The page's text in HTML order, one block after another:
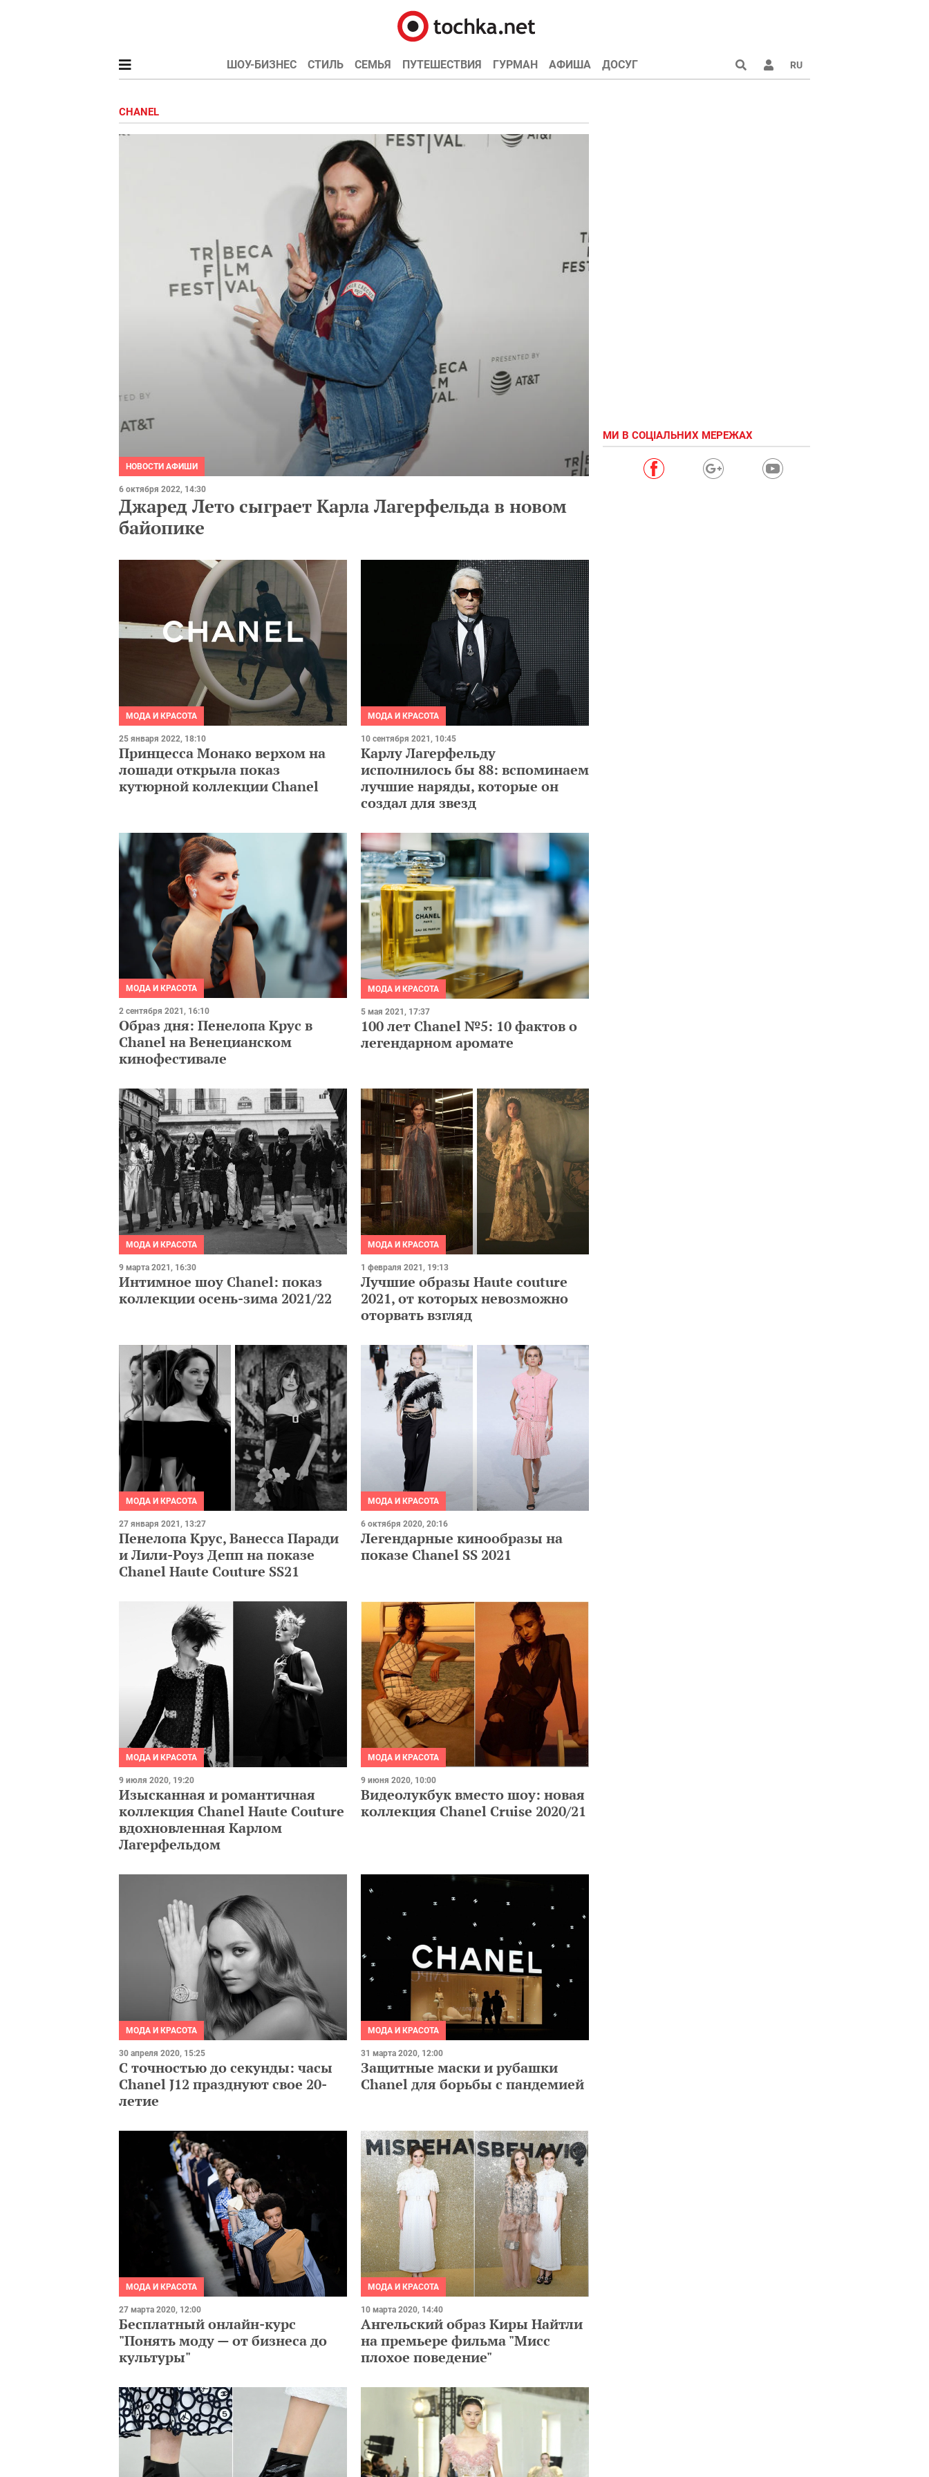
ШОУ-БИЗНЕС СТИЛЬ СЕМЬЯ ПУТЕШЕСТВИЯ ГУРМАН АФИША ДОСУГ RU
CHANEL
НОВОСТИ АФИШИ
6 октября 2022, 14:30
Джаред Лето сыграет Карла Лагерфельда в новом
байопике
МОДА И КРАСОТА
25 января 2022, 18:10
Принцесса Монако верхом на
лошади открыла показ
кутюрной коллекции Chanel
МОДА И КРАСОТА
10 сентября 2021, 10:45
Карлу Лагерфельду
исполнилось бы 88: вспоминаем
лучшие наряды, которые он
создал для звезд
МОДА И КРАСОТА
2 сентября 2021, 16:10
Образ дня: Пенелопа Крус в
Chanel на Венецианском
кинофестивале
МОДА И КРАСОТА
5 мая 2021, 17:37
100 лет Chanel №5: 10 фактов о
легендарном аромате
МОДА И КРАСОТА
9 марта 2021, 16:30
Интимное шоу Chanel: показ
коллекции осень-зима 2021/22
МОДА И КРАСОТА
1 февраля 2021, 19:13
Лучшие образы Haute couture
2021, от которых невозможно
оторвать взгляд
МОДА И КРАСОТА
27 января 2021, 13:27
Пенелопа Крус, Ванесса Паради
и Лили-Роуз Депп на показе
Chanel Haute Couture SS21
МОДА И КРАСОТА
6 октября 2020, 20:16
Легендарные кинообразы на
показе Chanel SS 2021
МОДА И КРАСОТА
9 июля 2020, 19:20
Изысканная и романтичная
коллекция Chanel Haute Couture
вдохновленная Карлом
Лагерфельдом
МОДА И КРАСОТА
9 июня 2020, 10:00
Видеолукбук вместо шоу: новая
коллекция Chanel Cruise 2020/21
МОДА И КРАСОТА
30 апреля 2020, 15:25
С точностью до секунды: часы
Chanel J12 празднуют свое 20-
летие
МОДА И КРАСОТА
31 марта 2020, 12:00
Защитные маски и рубашки
Chanel для борьбы с пандемией
МОДА И КРАСОТА
27 марта 2020, 12:00
Бесплатный онлайн-курс
"Понять моду — от бизнеса до
культуры"
МОДА И КРАСОТА
10 марта 2020, 14:40
Ангельский образ Киры Найтли
на премьере фильма "Мисс
плохое поведение"
МИ В СОЦІАЛЬНИХ МЕРЕЖАХ